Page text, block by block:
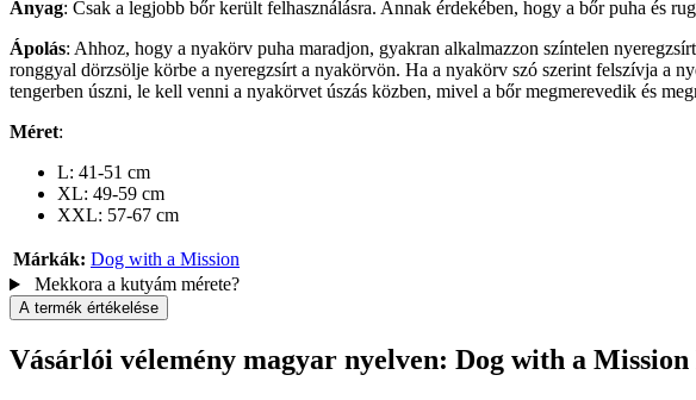
Anyag: Csak a legjobb bőr került felhasználásra. Annak érdekében, hogy a bőr puha és
Ápolás: Ahhoz, hogy a nyakörv puha maradjon, gyakran alkalmazzon színtelen
ronggyal dörzsölje körbe a nyeregzsírt a nyakörvön. Ha a nyakörv szó szerint felszívja a
tengerben úszni, le kell venni a nyakörvet úszás közben, mivel a bőr megmerevedik és
Méret:
L: 41-51 cm
XL: 49-59 cm
XXL: 57-67 cm
Márkák: Dog with a Mission
Mekkora a kutyám mérete?
A termék értékelése
Vásárlói vélemény magyar nyelven: Dog with a